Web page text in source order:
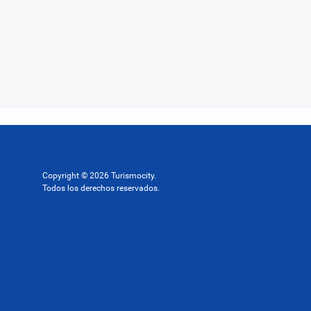
Copyright © 2026 Turismocity.
Todos los derechos reservados.